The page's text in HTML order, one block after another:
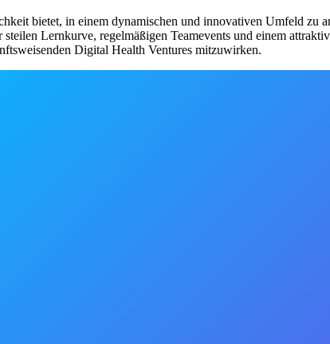
bietet, in einem dynamischen und innovativen Umfeld zu
Lernkurve, regelmäßigen Teamevents und einem
Digital Health Ventures mitzuwirken.